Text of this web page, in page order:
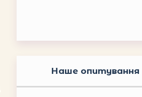
Наше опитування